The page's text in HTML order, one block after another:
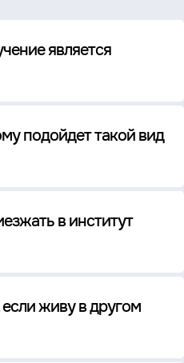
является
подойдет такой вид
в институт
живу в другом